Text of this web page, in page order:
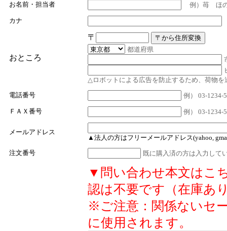
お名前・担当者 例）苺 ほ
カナ
おところ
〒
都道府県
△ロボットによる広告を防止するため、荷物
電話番号
例） 03-1234-
ＦＡＸ番号 例） 03-1234-
メールアドレス
▲法人の方はフリーメールアドレス(yahoo,
注文番号
既に購入済の方は入力して
▼問い合わせ本文はこ
認は不要です（在庫あ
※ご注意：関係ないセ
に使用されます。